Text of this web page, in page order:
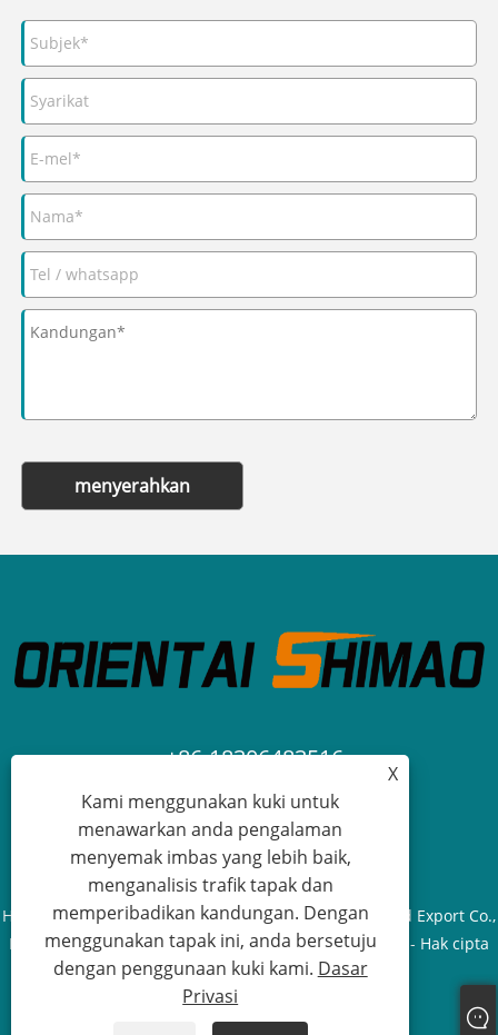
menyerahkan
+86-18306483516
jack@qdshimaogroup.com
Hak Cipta © 2023 Qingdao Oriental Shimao Import and Export Co.,
Ltd. - Trak makanan, treler makanan, kereta makanan - Hak cipta
terpelihara.
Sitemap RSS
X
Kami menggunakan kuki untuk
menawarkan anda pengalaman
menyemak imbas yang lebih baik,
menganalisis trafik tapak dan
memperibadikan kandungan. Dengan
menggunakan tapak ini, anda bersetuju
dengan penggunaan kuki kami. Dasar
Privasi